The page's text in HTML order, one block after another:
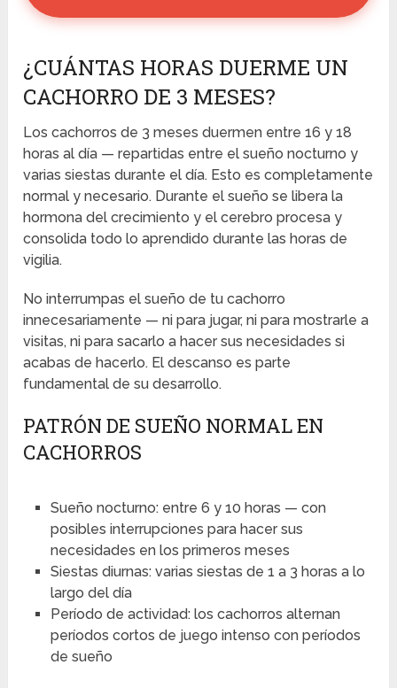
¿CUÁNTAS HORAS DUERME UN
CACHORRO DE 3 MESES?
Los cachorros de 3 meses duermen entre 16 y 18
horas al día — repartidas entre el sueño nocturno y
varias siestas durante el día. Esto es completamente
normal y necesario. Durante el sueño se libera la
hormona del crecimiento y el cerebro procesa y
consolida todo lo aprendido durante las horas de
vigilia.
No interrumpas el sueño de tu cachorro
innecesariamente — ni para jugar, ni para mostrarle a
visitas, ni para sacarlo a hacer sus necesidades si
acabas de hacerlo. El descanso es parte
fundamental de su desarrollo.
PATRÓN DE SUEÑO NORMAL EN
CACHORROS
Sueño nocturno: entre 6 y 10 horas — con
posibles interrupciones para hacer sus
necesidades en los primeros meses
Siestas diurnas: varias siestas de 1 a 3 horas a lo
largo del día
Período de actividad: los cachorros alternan
períodos cortos de juego intenso con períodos
de sueño